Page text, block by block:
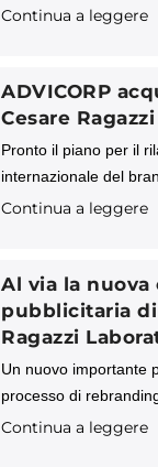
avanzato pensato per
tricologia,
applicate al benessere
capelli.
Continua a leggere
ADVICORP
Cesare Ragazzi
Pronto il piano per il
internazionale del
della tecnologia
livello internazionale,
aver finalizzato
Continua a leggere
Al via la nuova
pubblicitaria di
Ragazzi
Un nuovo importante
processo di
riposizionamento
Continua a leggere